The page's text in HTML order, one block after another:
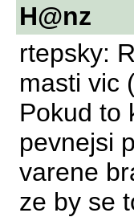
H@nz
rtepsky:
masti vic
Pokud to
pevnejsi
varene
ze by se